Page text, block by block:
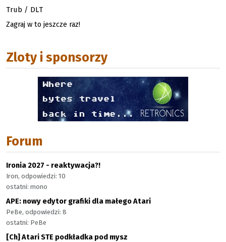
Trub / DLT
Zagraj w to jeszcze raz!
Zloty i sponsorzy
Forum
Ironia 2027 - reaktywacja?!
Iron, odpowiedzi: 10
ostatni: mono
APE: nowy edytor grafiki dla małego Atari
PeBe, odpowiedzi: 8
ostatni: PeBe
[Ch] Atari STE podkładka pod mysz